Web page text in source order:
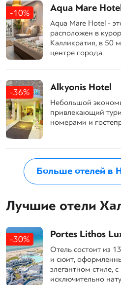
-10% Aqua Mare
Aqua Mare Hotel -
расположен в
Калликратия, в 50
центре города.
-36% Alkyonis Hotel
Небольшой
привлекающий
номерами и
Больше отелей в
Лучшие отели
-30% Portes Lithos
Отель состоит из
и сюит,
элегантном стиле,
исключительно